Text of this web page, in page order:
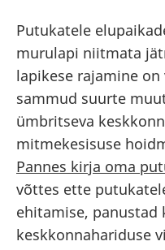
Putukatele
murulapi niitmata
lapikese rajamine
sammud suurte
ümbritseva
mitmekesisuse
Pannes kirja oma
võttes ette
ehitamise, panustad
keskkonnahariduse